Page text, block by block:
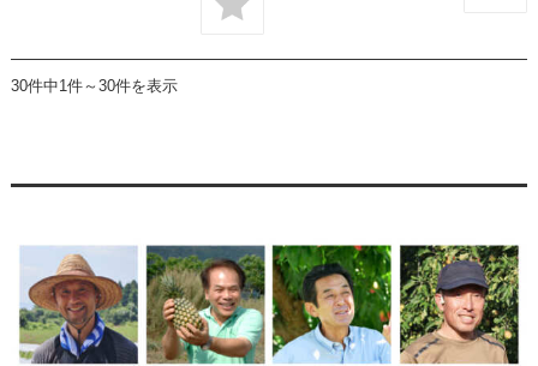
30件中1件～30件を表示